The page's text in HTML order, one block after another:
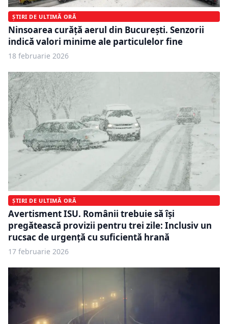
ȘTIRI DE ULTIMĂ ORĂ
Ninsoarea curăță aerul din București. Senzorii
indică valori minime ale particulelor fine
18 februarie 2026
ȘTIRI DE ULTIMĂ ORĂ
Avertisment ISU. Românii trebuie să își
pregătească provizii pentru trei zile: Inclusiv un
rucsac de urgență cu suficientă hrană
17 februarie 2026